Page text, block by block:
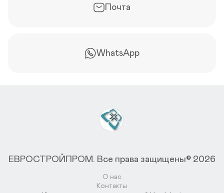
Почта
WhatsApp
ЕВРОСТРОЙПРОМ. Все права защищены© 2026
О нас
Контакты